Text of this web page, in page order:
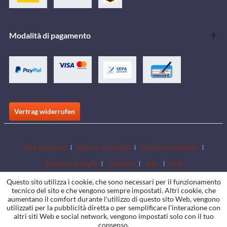
Modalità di pagamento
Vertrag widerrufen
Area download Ricerca rivenditori
Diventa rivenditore
Scarica i cataloghi
Contatto Jobs Sedi
Questo sito utilizza i cookie, che sono necessari per il funzionamento
tecnico del sito e che vengono sempre impostati. Altri cookie, che
aumentano il comfort durante l'utilizzo di questo sito Web, vengono
utilizzati per la pubblicità diretta o per semplificare l'interazione con
altri siti Web e social network, vengono impostati solo con il tuo
consenso.